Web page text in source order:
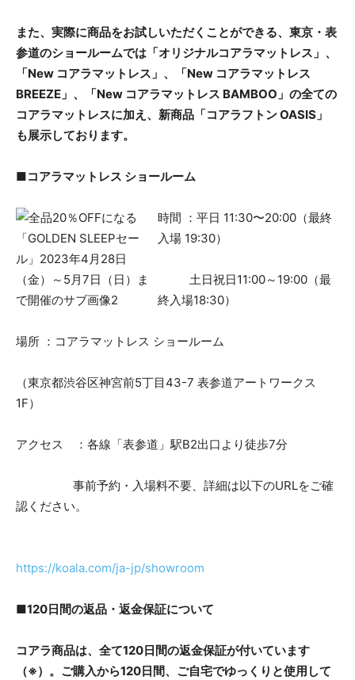
また、実際に商品をお試しいただくことができる、東京・表
参道のショールームでは「オリジナルコアラマットレス」、
「New コアラマットレス」、「New コアラマットレス
BREEZE」、「New コアラマットレス BAMBOO」の全ての
コアラマットレスに加え、新商品「コアラフトン OASIS」
も展示しております。
■コアラマットレス ショールーム
時間 ：平日 11:30〜20:00（最終
入場 19:30）
土日祝日11:00～19:00（最
終入場18:30）
場所 ：コアラマットレス ショールーム
（東京都渋谷区神宮前5丁目43-7 表参道アートワークス
1F）
アクセス ：各線「表参道」駅B2出口より徒歩7分
事前予約・入場料不要、詳細は以下のURLをご確
認ください。
https://koala.com/ja-jp/showroom
■120日間の返品・返金保証について
コアラ商品は、全て120日間の返金保証が付いています
（※）。ご購入から120日間、ご自宅でゆっくりと使用して